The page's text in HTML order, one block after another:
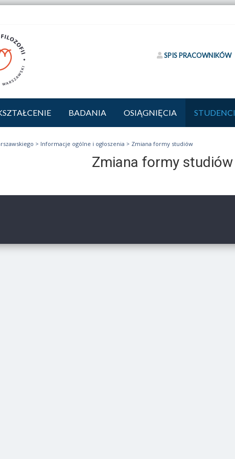
SPIS PRACOWNIKÓW
BADANIA OSIĄGNIĘCIA STUDENCI
> Informacje ogólne i ogłoszenia > Zmiana formy studiów
Zmiana formy studiów